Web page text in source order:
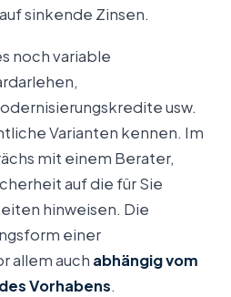
sinkende Zinsen.
noch variable
usw.
Varianten kennen. Im
mit einem Berater,
auf die für Sie
hinweisen. Die
einer
allem auch abhängig vom
Vorhabens.